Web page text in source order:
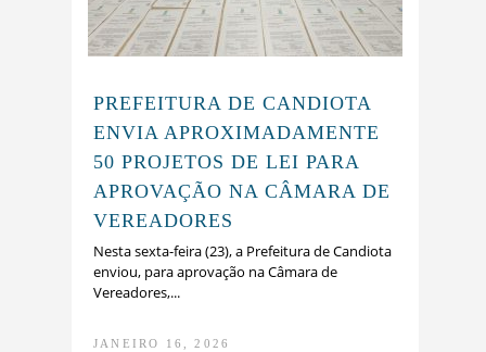
PREFEITURA DE CANDIOTA
ENVIA APROXIMADAMENTE
50 PROJETOS DE LEI PARA
APROVAÇÃO NA CÂMARA DE
VEREADORES
Nesta sexta-feira (23), a Prefeitura de Candiota
enviou, para aprovação na Câmara de
Vereadores,...
JANEIRO 16, 2026